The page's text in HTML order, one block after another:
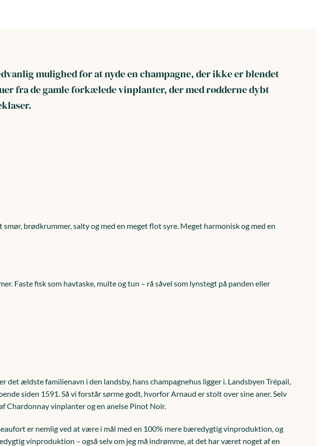
mulighed for at nyde en champagne, der ikke er blendet
fra de gamle forkælede vinplanter, der med rødderne dybt
brødkrummer, salty og med en meget flot syre. Meget harmonisk og med en
Faste fisk som havtaske, multe og tun – rå såvel som lynstegt på panden eller
ældste familienavn i den landsby, hans champagnehus ligger i. Landsbyen Trépail,
siden 1591. Så vi forstår sørme godt, hvorfor Arnaud er stolt over sine aner. Selv
Chardonnay vinplanter og en anelse Pinot Noir.
er nemlig ved at være i mål med en 100% mere bæredygtig vinproduktion, og
vinproduktion – også selv om jeg må indrømme, at det har været noget af en